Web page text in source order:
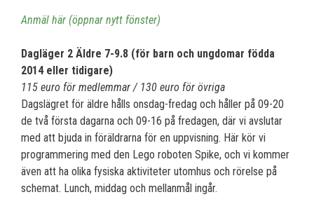
Anmäl här (öppnar nytt fönster)
Dagläger 2 Äldre 7-9.8 (för barn och ungdomar födda
2014 eller tidigare)
115 euro för medlemmar / 130 euro för övriga
Dagslägret för äldre hålls onsdag-fredag och håller på 09-20
de två första dagarna och 09-16 på fredagen, där vi avslutar
med att bjuda in föräldrarna för en uppvisning. Här kör vi
programmering med den Lego roboten Spike, och vi kommer
även att ha olika fysiska aktiviteter utomhus och rörelse på
schemat. Lunch, middag och mellanmål ingår.